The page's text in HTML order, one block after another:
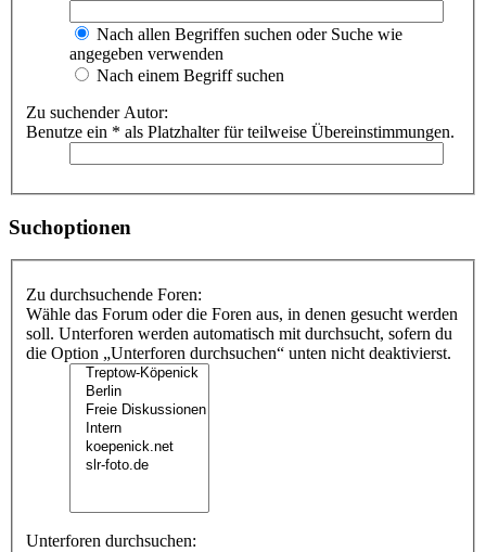
Nach allen Begriffen suchen oder Suche wie
angegeben verwenden
Nach einem Begriff suchen
Zu suchender Autor:
Benutze ein * als Platzhalter für teilweise Übereinstimmungen.
Suchoptionen
Zu durchsuchende Foren:
Wähle das Forum oder die Foren aus, in denen gesucht werden
soll. Unterforen werden automatisch mit durchsucht, sofern du
die Option „Unterforen durchsuchen“ unten nicht deaktivierst.
Unterforen durchsuchen: